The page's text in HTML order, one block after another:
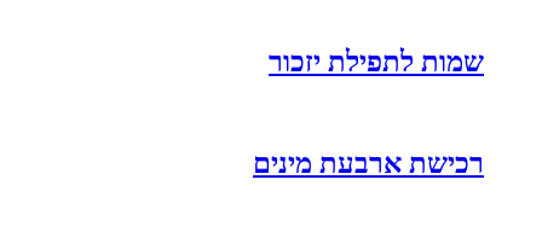
שמות לתפילת יזכור
רכישת ארבעת מינים